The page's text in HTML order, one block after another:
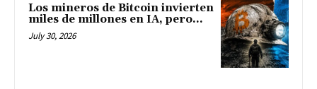
Los mineros de Bitcoin invierten
miles de millones en IA, pero...
July 30, 2026